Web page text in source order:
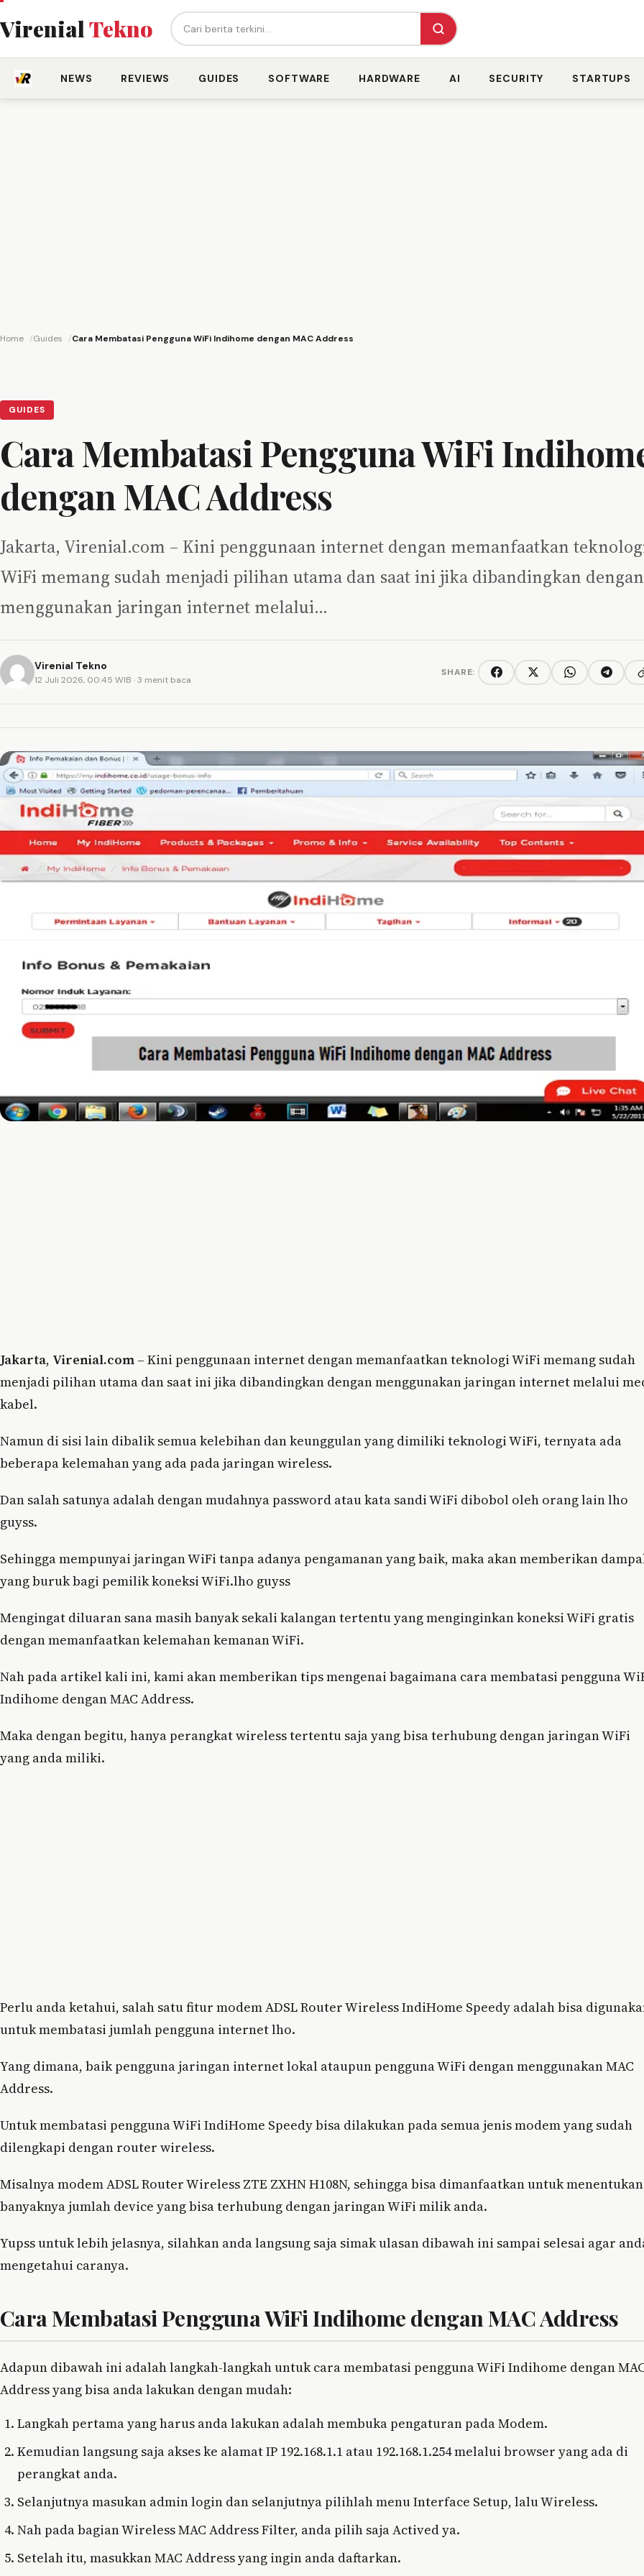
VirenialTekno Cari berita...
NEWS REVIEWS GUIDES SOFTWARE HARDWARE AI SECURITY STARTUPS
Home Guides Cara Membatasi Pengguna WiFi Indihome dengan MAC Address
GUIDES
Cara Membatasi Pengguna WiFi
dengan MAC Address
Jakarta, Virenial.com – Kini penggunaan internet dengan memanfaatkan
WiFi memang sudah menjadi pilihan utama dan saat ini jika dibandingkan dengan
menggunakan jaringan internet melalui…
Virenial Tekno
12 Juli 2026, 00:45 WIB · 3 menit baca
SHARE: FacebookTwitter/XWhatsAppTelegram
Jakarta, Virenial.com – Kini penggunaan internet dengan memanfaatkan teknologi WiFi memang sudah
menjadi pilihan utama dan saat ini jika dibandingkan dengan menggunakan jaringan internet melalui
kabel.
Namun di sisi lain dibalik semua kelebihan dan keunggulan yang dimiliki teknologi WiFi, ternyata ada
beberapa kelemahan yang ada pada jaringan wireless.
Dan salah satunya adalah dengan mudahnya password atau kata sandi WiFi dibobol oleh orang lain lho
guyss.
Sehingga mempunyai jaringan WiFi tanpa adanya pengamanan yang baik, maka akan memberikan
yang buruk bagi pemilik koneksi WiFi.lho guyss
Mengingat diluaran sana masih banyak sekali kalangan tertentu yang menginginkan koneksi WiFi gratis
dengan memanfaatkan kelemahan kemanan WiFi.
Nah pada artikel kali ini, kami akan memberikan tips mengenai bagaimana cara membatasi pengguna
Indihome dengan MAC Address.
Maka dengan begitu, hanya perangkat wireless tertentu saja yang bisa terhubung dengan jaringan WiFi
yang anda miliki.
Perlu anda ketahui, salah satu fitur modem ADSL Router Wireless IndiHome Speedy adalah bisa
untuk membatasi jumlah pengguna internet lho.
Yang dimana, baik pengguna jaringan internet lokal ataupun pengguna WiFi dengan menggunakan MAC
Address.
Untuk membatasi pengguna WiFi IndiHome Speedy bisa dilakukan pada semua jenis modem yang sudah
dilengkapi dengan router wireless.
Misalnya modem ADSL Router Wireless ZTE ZXHN H108N, sehingga bisa dimanfaatkan untuk menentukan
banyaknya jumlah device yang bisa terhubung dengan jaringan WiFi milik anda.
Yupss untuk lebih jelasnya, silahkan anda langsung saja simak ulasan dibawah ini sampai selesai agar
mengetahui caranya.
Cara Membatasi Pengguna WiFi Indihome dengan MAC Address
Adapun dibawah ini adalah langkah-langkah untuk cara membatasi pengguna WiFi Indihome dengan
Address yang bisa anda lakukan dengan mudah:
Langkah pertama yang harus anda lakukan adalah membuka pengaturan pada Modem.
Kemudian langsung saja akses ke alamat IP 192.168.1.1 atau 192.168.1.254 melalui browser yang ada di
perangkat anda.
Selanjutnya masukan admin login dan selanjutnya pilihlah menu Interface Setup, lalu Wireless.
Nah pada bagian Wireless MAC Address Filter, anda pilih saja Actived ya.
Setelah itu, masukkan MAC Address yang ingin anda daftarkan.